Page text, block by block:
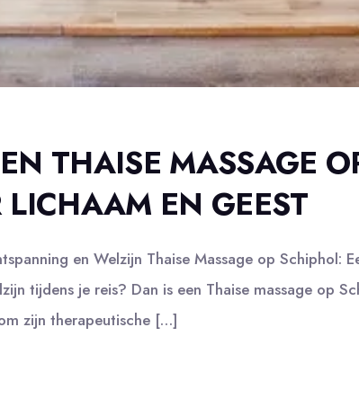
THAISE MASSAGE
EN GEEST
en Welzijn Thaise Massage op Schiphol:
tijdens je reis? Dan is een Thaise massage op
zijn therapeutische […]